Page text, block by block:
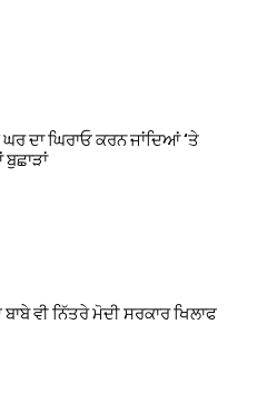
ਘਰ ਦਾ ਘਿਰਾਓ ਕਰਨ ਜਾਂਦਿਆਂ ‘ਤੇ
ਬੁਛਾੜਾਂ
ਵੀ ਨਿੱਤਰੇ ਮੋਦੀ ਸਰਕਾਰ ਖਿਲਾਫ